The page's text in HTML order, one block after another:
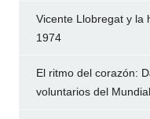
Vicente Llobregat y la
1974
El ritmo del corazón:
voluntarios del